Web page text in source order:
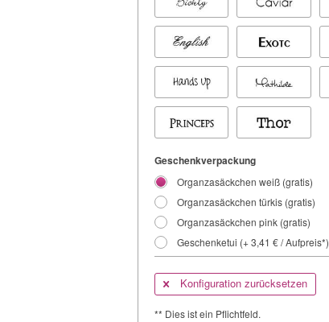
Geschenkverpackung
Organzasäckchen weiß (gratis)
Organzasäckchen türkis (gratis)
Organzasäckchen pink (gratis)
Geschenketui (+ 3,41 € / Aufpreis*)
Konfiguration zurücksetzen
** Dies ist ein Pflichtfeld.